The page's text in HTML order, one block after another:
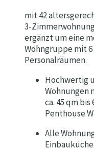
mit 42
3-
ergänzt um eine
Wohngruppe mit
Personalräumen.
Hochwertig
Wohnungen
ca. 45 qm bis
Penthouse
Alle
Einbauküche